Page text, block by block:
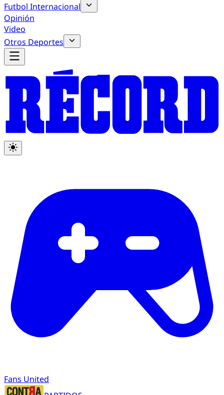
Futbol Internacional
Opinión
Video
Otros Deportes
Fans United